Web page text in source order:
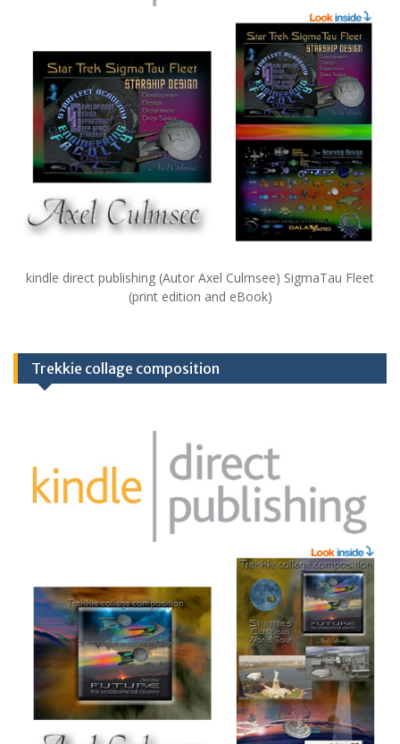
kindle direct publishing (Autor Axel Culmsee) SigmaTau Fleet
(print edition and eBook)
Trekkie collage composition